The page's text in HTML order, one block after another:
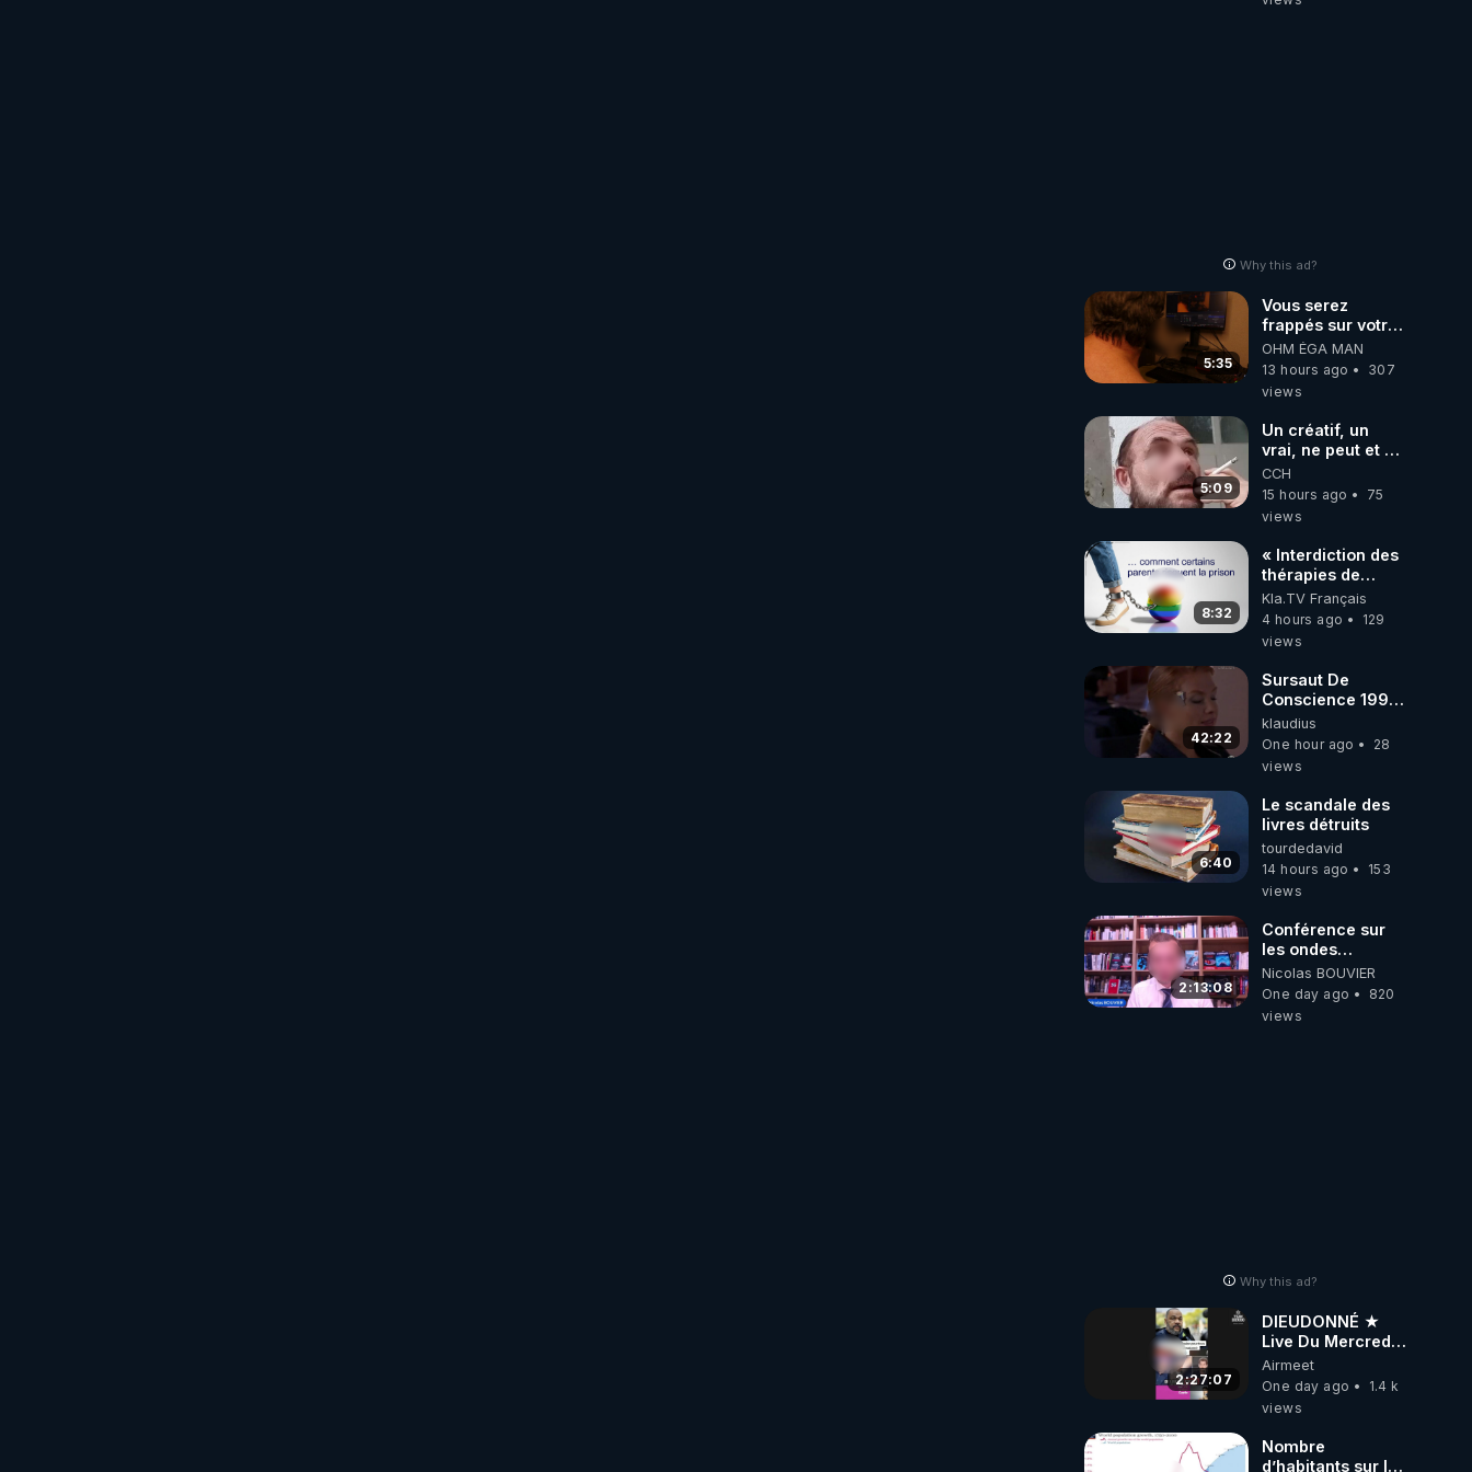
Why this ad?
5:35
Vous serez
frappés sur votre
sol européens par
la faute des
dirigeants qui
le nez
OHM ÉGA MAN
13 hours ago
307
views
5:09
Un créatif, un
vrai, ne peut et ne
doit pas faire
appel à
l'intelligence
CCH
15 hours ago
75
views
8:32
« Interdiction des
thérapies de
conversion »
Kla.TV Français
4 hours ago
129
views
42:22
Sursaut De
Conscience 1998
- toujours
d'actualité ....Au
Dela Du Réel
klaudius
One hour ago
28
views
6:40
Le scandale des
livres détruits
tourdedavid
14 hours ago
153
views
2:13:08
Conférence sur
les ondes
électromagnétiques
par Grégoire
Caustru et Bart de
Nicolas BOUVIER
One day ago
820
views
Why this ad?
2:27:07
DIEUDONNÉ ★
Live Du Mercredi
5 Août 2026
Airmeet
One day ago
1.4 k
views
Nombre
d’habitants sur la